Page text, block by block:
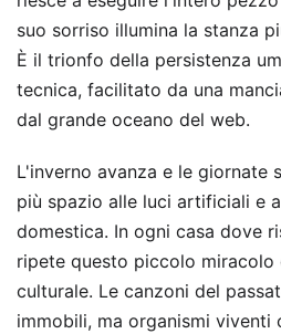
suo sorriso illumina la stanza
È il trionfo della persistenza
tecnica, facilitato da una
dal grande oceano del web.
L'inverno avanza e le giornate
più spazio alle luci artificiali e
domestica. In ogni casa dove
ripete questo piccolo miracolo
culturale. Le canzoni del
immobili, ma organismi viventi